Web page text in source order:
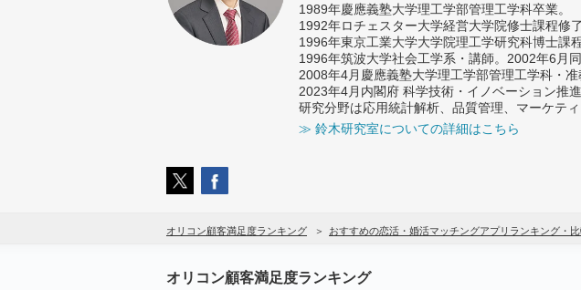
1989年慶應義塾大学理工学部管理工学科卒業。
1992年ロチェスター大学経営大学院修士課程修了
1996年東京工業大学大学院理工学研究科博士課
1996年筑波大学社会工学系・講師。2002年6月同
2008年4月慶應義塾大学理工学部管理工学科・
2023年4月内閣府 科学技術・イノベーション推
研究分野は応用統計解析、品質管理、マーケティ
≫ 鈴木研究室についての詳細はこちら
オリコン顧客満足度ランキング おすすめの恋活・婚活マッチングアプリランキング・比
オリコン顧客満足度ランキング